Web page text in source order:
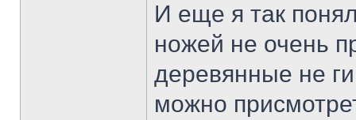
И еще я так
ножей не очень
деревянные не
можно